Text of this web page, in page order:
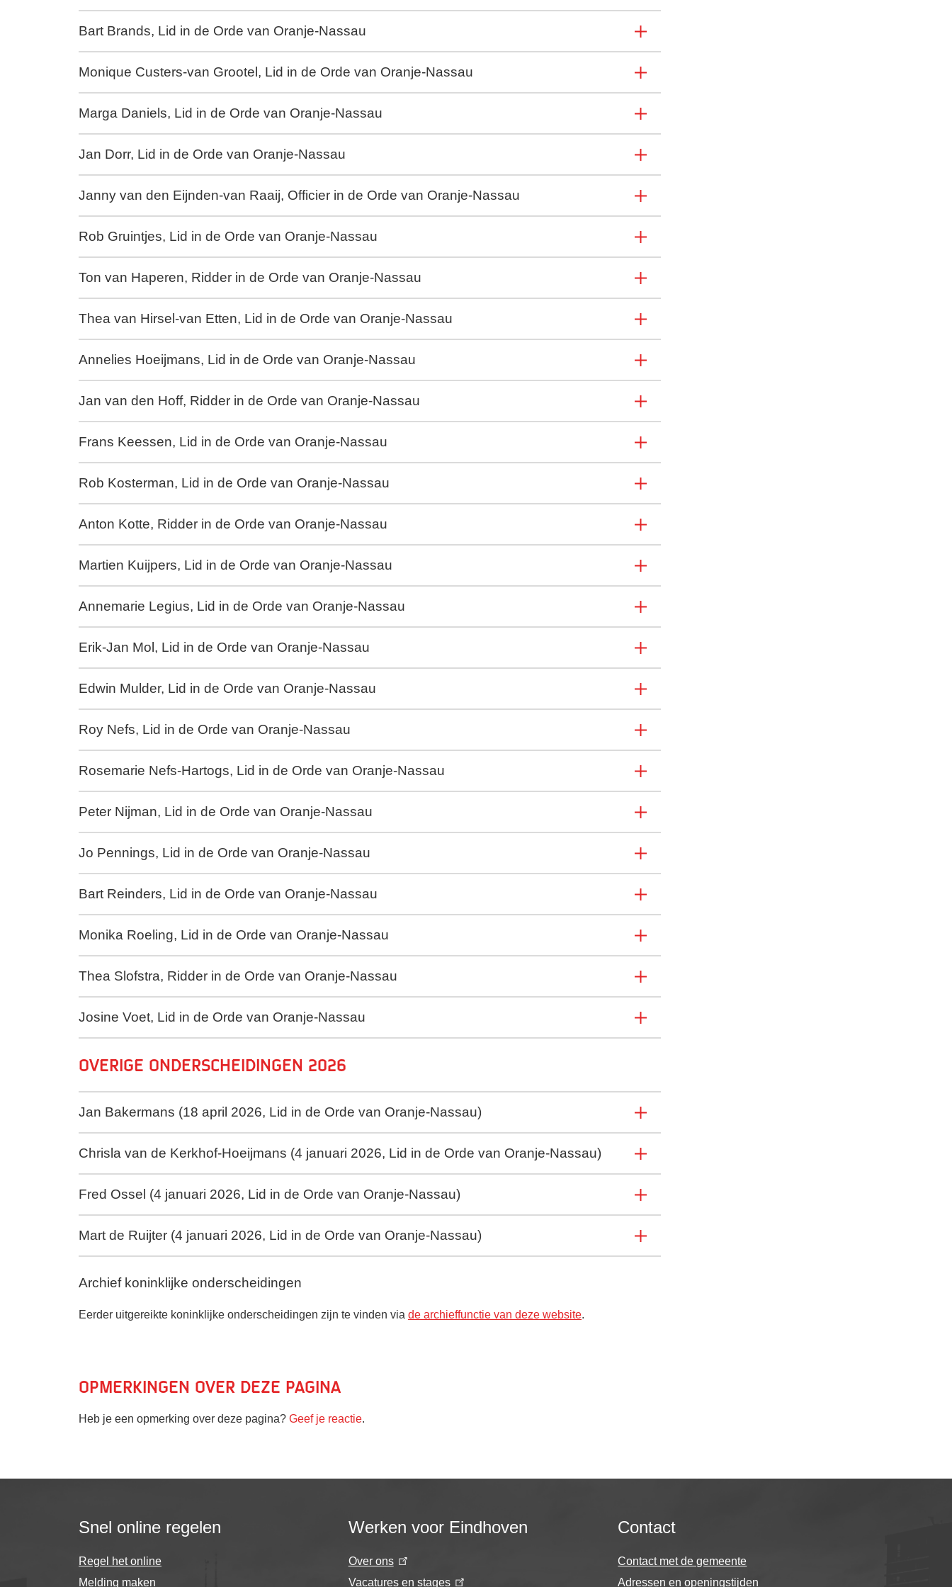
Bart Brands, Lid in de Orde van Oranje-Nassau
Monique Custers-van Grootel, Lid in de Orde van Oranje-Nassau
Marga Daniels, Lid in de Orde van Oranje-Nassau
Jan Dorr, Lid in de Orde van Oranje-Nassau
Janny van den Eijnden-van Raaij, Officier in de Orde van Oranje-Nassau
Rob Gruintjes, Lid in de Orde van Oranje-Nassau
Ton van Haperen, Ridder in de Orde van Oranje-Nassau
Thea van Hirsel-van Etten, Lid in de Orde van Oranje-Nassau
Annelies Hoeijmans, Lid in de Orde van Oranje-Nassau
Jan van den Hoff, Ridder in de Orde van Oranje-Nassau
Frans Keessen, Lid in de Orde van Oranje-Nassau
Rob Kosterman, Lid in de Orde van Oranje-Nassau
Anton Kotte, Ridder in de Orde van Oranje-Nassau
Martien Kuijpers, Lid in de Orde van Oranje-Nassau
Annemarie Legius, Lid in de Orde van Oranje-Nassau
Erik-Jan Mol, Lid in de Orde van Oranje-Nassau
Edwin Mulder, Lid in de Orde van Oranje-Nassau
Roy Nefs, Lid in de Orde van Oranje-Nassau
Rosemarie Nefs-Hartogs, Lid in de Orde van Oranje-Nassau
Peter Nijman, Lid in de Orde van Oranje-Nassau
Jo Pennings, Lid in de Orde van Oranje-Nassau
Bart Reinders, Lid in de Orde van Oranje-Nassau
Monika Roeling, Lid in de Orde van Oranje-Nassau
Thea Slofstra, Ridder in de Orde van Oranje-Nassau
Josine Voet, Lid in de Orde van Oranje-Nassau
Overige onderscheidingen 2026
Jan Bakermans (18 april 2026, Lid in de Orde van Oranje-Nassau)
Chrisla van de Kerkhof-Hoeijmans (4 januari 2026, Lid in de Orde van Oranje-Nassau)
Fred Ossel (4 januari 2026, Lid in de Orde van Oranje-Nassau)
Mart de Ruijter (4 januari 2026, Lid in de Orde van Oranje-Nassau)
Archief koninklijke onderscheidingen
Eerder uitgereikte koninklijke onderscheidingen zijn te vinden via de archieffunctie van deze website.
Opmerkingen over deze pagina
Heb je een opmerking over deze pagina? Geef je reactie.
Snel online regelen
Regel het online
Melding maken
Werken voor Eindhoven
Over ons
Vacatures en stages
Contact
Contact met de gemeente
Adressen en openingstijden